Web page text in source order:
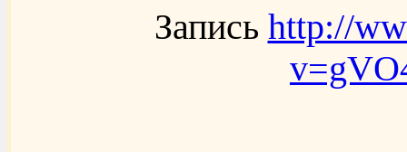
Запись http://